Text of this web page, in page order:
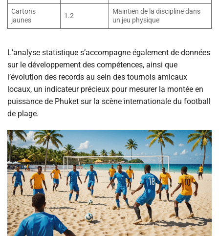
Cartons
jaunes
1.2
Maintien de la discipline dans
un jeu physique
L’analyse statistique s’accompagne également de données
sur le développement des compétences, ainsi que
l’évolution des records au sein des tournois amicaux
locaux, un indicateur précieux pour mesurer la montée en
puissance de Phuket sur la scène internationale du football
de plage.